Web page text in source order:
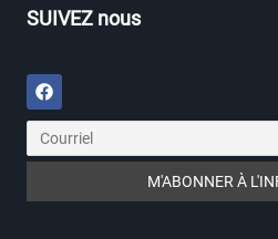
SUIVEZ nous
Facebook